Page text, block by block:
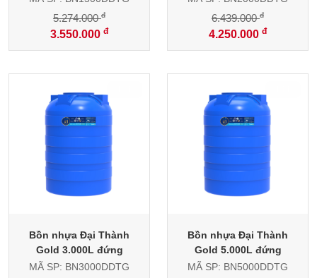
3.550.000 đ
5.274.000đ
4.250.000 đ
6.439.000đ
Bồn nhựa Đại Thành
Gold 3.000L đứng
MÃ SP: BN3000DDTG
Bồn nhựa Đại Thành
Gold 5.000L đứng
MÃ SP: BN5000DDTG